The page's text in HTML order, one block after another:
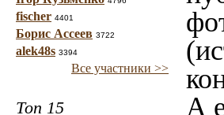
fischer 4401
Борис Ассеев 3722
alek48s 3394
Все участники >>
Топ 15
А